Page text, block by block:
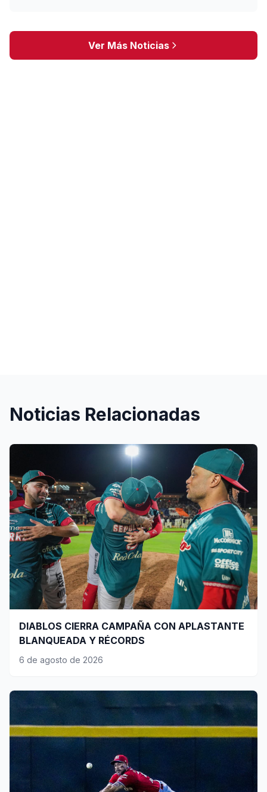
Ver Más Noticias
Noticias Relacionadas
DIABLOS CIERRA CAMPAÑA CON APLASTANTE
BLANQUEADA Y RÉCORDS
6 de agosto de 2026